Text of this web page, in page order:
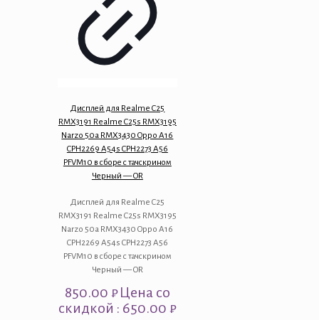
Дисплей для Realme C25
RMX3191 Realme C25s RMX3195
Narzo 50a RMX3430 Oppo A16
CPH2269 A54s CPH2273 A56
PFVM10 в сборе с тачскрином
Черный — OR
Дисплей для Realme C25
RMX3191 Realme C25s RMX3195
Narzo 50a RMX3430 Oppo A16
CPH2269 A54s CPH2273 A56
PFVM10 в сборе с тачскрином
Черный — OR
850.00 ₽Цена со
скидкой : 650.00 ₽